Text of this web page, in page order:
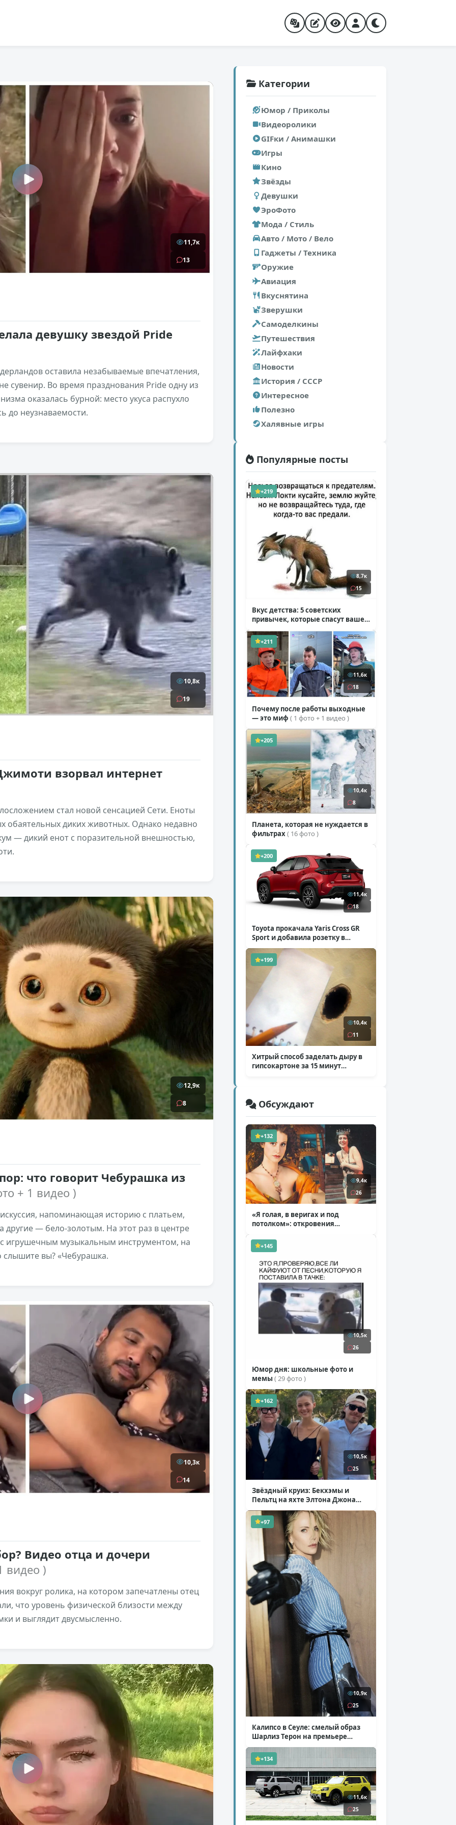
11,7к
13
девушку звездой Pride
оставила незабываемые впечатления,
сувенир. Во время празднования Pride одну из
оказалась бурной: место укуса распухло
до неузнаваемости.
10,8к
19
взорвал интернет
стал новой сенсацией Сети. Еноты
обаятельных диких животных. Однако недавно
— дикий енот с поразительной внешностью,
12,9к
8
что говорит Чебурашка из
+ 1 видео )
напоминающая историю с платьем,
— бело-золотым. На этот раз в центре
игрушечным музыкальным инструментом, на
вы? «Чебурашка.
10,3к
14
Видео отца и дочери
видео )
вокруг ролика, на котором запечатлены отец
что уровень физической близости между
и выглядит двусмысленно.
Категории
Юмор / Приколы
Видеоролики
GIFки / Анимашки
Игры
Кино
Звёзды
Девушки
ЭроФото
Мода / Стиль
Авто / Мото / Вело
Гаджеты / Техника
Оружие
Авиация
Вкуснятина
Зверушки
Самоделкины
Путешествия
Лайфхаки
Новости
История / СССР
Интересное
Полезно
Халявные игры
Популярные посты
+219
8,7к
15
Вкус детства: 5 советских
привычек, которые спасут ваше
+211
11,6к
18
Почему после работы выходные
— это миф ( 1 фото + 1 видео )
+205
10,4к
8
Планета, которая не нуждается в
фильтрах( 16 фото )
+200
11,4к
18
Toyota прокачала Yaris Cross GR
Sport и добавила розетку в
Harrier( 5 фото )
+199
10,4к
11
Хитрый способ заделать дыру в
гипсокартоне за 15 минут
Обсуждают
+132
9,4к
26
«Я голая, в веригах и под
потолком»: откровения
( 11 фото )
+145
10,5к
26
Юмор дня: школьные фото и
мемы ( 29 фото )
+162
10,5к
25
Звёздный круиз: Бекхэмы и
Пельтц на яхте Элтона Джона
( 12 фото )
+97
10,9к
25
Калипсо в Сеуле: смелый образ
Шарлиз Терон на премьере
«Одиссеи»( 6 фото )
+134
11,6к
25